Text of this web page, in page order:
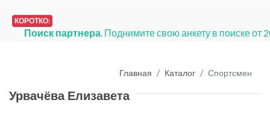
КОРОТКО:
Поиск партнера. Поднимите свою анкету в поиске от
Главная Каталог Спортсмен
Урвачёва Елизавета